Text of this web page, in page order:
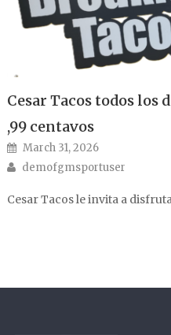
Cesar Tacos todos los
,99 centavos
Posted on
March 31, 2026
Author
demofgmsportuser
Cesar Tacos le invita a